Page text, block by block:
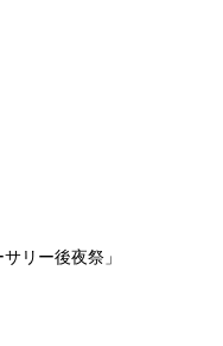
リー後夜祭」